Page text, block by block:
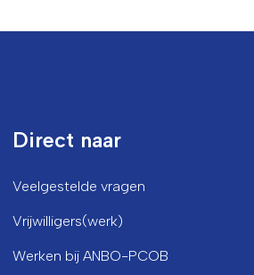
Direct naar
Veelgestelde vragen
Vrijwilligers(werk)
Werken bij ANBO-PCOB